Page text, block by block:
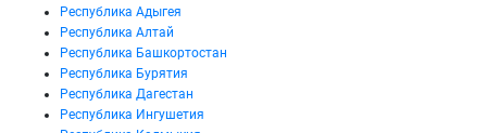
Республика Адыгея
Республика Алтай
Республика Башкортостан
Республика Бурятия
Республика Дагестан
Республика Ингушетия